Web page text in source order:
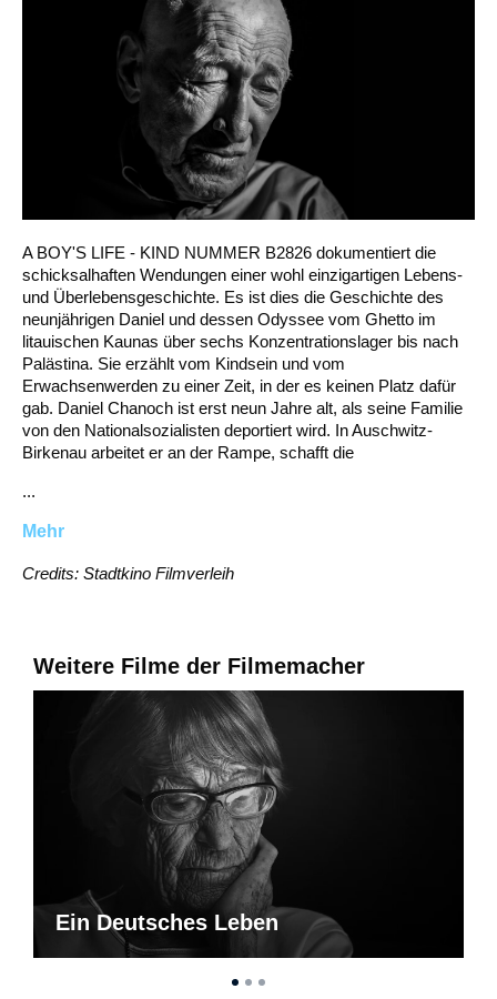
A BOY'S LIFE - KIND NUMMER B2826 dokumentiert die
schicksalhaften Wendungen einer wohl einzigartigen Lebens-
und Überlebensgeschichte. Es ist dies die Geschichte des
neunjährigen Daniel und dessen Odyssee vom Ghetto im
litauischen Kaunas über sechs Konzentrationslager bis nach
Palästina. Sie erzählt vom Kindsein und vom
Erwachsenwerden zu einer Zeit, in der es keinen Platz dafür
gab. Daniel Chanoch ist erst neun Jahre alt, als seine Familie
von den Nationalsozialisten deportiert wird. In Auschwitz-
Birkenau arbeitet er an der Rampe, schafft die
...
Mehr
Credits: Stadtkino Filmverleih
Weitere Filme der Filmemacher
Ein Deutsches Leben